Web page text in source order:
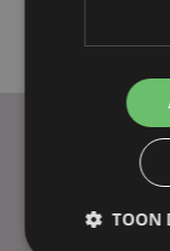
TOON